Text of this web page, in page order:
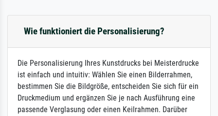
Wie funktioniert die Personalisierung?
Die Personalisierung Ihres Kunstdrucks bei Meisterdrucke
ist einfach und intuitiv: Wählen Sie einen Bilderrahmen,
bestimmen Sie die Bildgröße, entscheiden Sie sich für ein
Druckmedium und ergänzen Sie je nach Ausführung eine
passende Verglasung oder einen Keilrahmen. Darüber